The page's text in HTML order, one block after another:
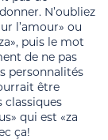
N’oubliez
l’amour» ou
puis le mot
de ne pas
personnalités
être
classiques
qui est «za
ça!